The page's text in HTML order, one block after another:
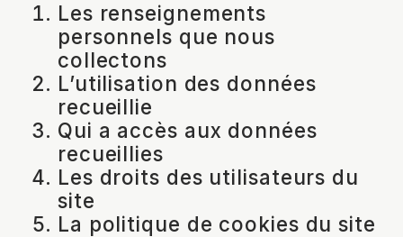
Les renseignements
personnels que nous
collectons
L’utilisation des données
recueillie
Qui a accès aux données
recueillies
Les droits des utilisateurs du
site
La politique de cookies du site